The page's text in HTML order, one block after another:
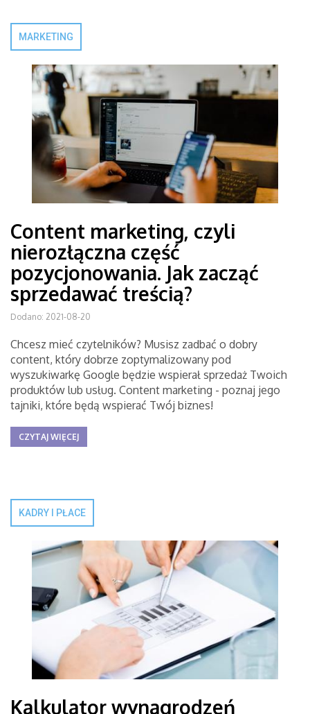
MARKETING
Content marketing, czyli
nierozłączna część
pozycjonowania. Jak zacząć
sprzedawać treścią?
Dodano: 2021-08-20
Chcesz mieć czytelników? Musisz zadbać o dobry
content, który dobrze zoptymalizowany pod
wyszukiwarkę Google będzie wspierał sprzedaż Twoich
produktów lub usług. Content marketing - poznaj jego
tajniki, które będą wspierać Twój biznes!
CZYTAJ WIĘCEJ
KADRY I PŁACE
Kalkulator wynagrodzeń